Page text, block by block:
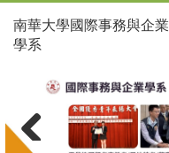
南華大學國際事務與企業
學系